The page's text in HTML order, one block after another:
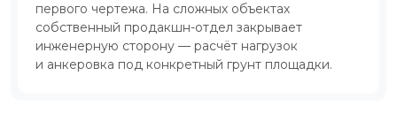
первого чертежа. На сложных объектах
собственный продакшн-отдел закрывает
инженерную сторону — расчёт нагрузок
и анкеровка под конкретный грунт площадки.